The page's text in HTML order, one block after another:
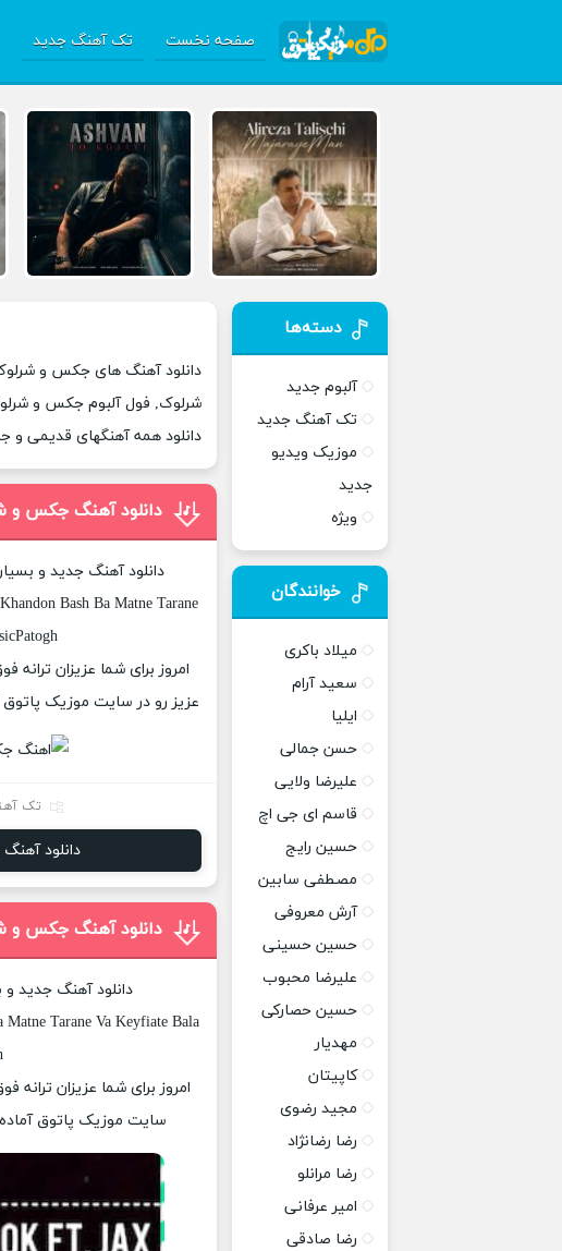
صفحه نخست تک آهنگ جدید
دانلود آهنگ های جکس و
شرلوک, فول آلبوم جکس و
دانلود همه آهنگهای قدیمی
دانلود آهنگ جکس و
دانلود آهنگ جدید و
Bash Ba Matne Tarane
امروز برای شما عزیزان
عزیز رو در سایت موزیک پاتوق
تک
دانلود
دانلود آهنگ جکس و
دانلود آهنگ جدید و
Tarane Va Keyfiate Bala
امروز برای شما عزیزان
سایت موزیک پاتوق
دسته‌ها
آلبوم جدید
تک آهنگ جدید
موزیک ویدیو
جدید
ویژه
خوانندگان
میلاد باکری
سعید آرام
ایلیا
حسن جمالی
علیرضا ولایی
قاسم ای جی اچ
حسین رایج
مصطفی سابین
آرش معروفی
حسین حسینی
علیرضا محبوب
حسین حصارکی
مهدیار
کاپیتان
مجید رضوی
رضا رضانژاد
رضا مرانلو
امیر عرفانی
رضا صادقی